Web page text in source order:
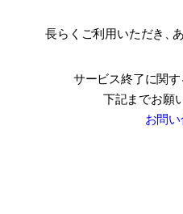
長らくご利用いただき
サービス終了に関す
下記までお願
お問